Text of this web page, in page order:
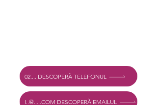
02.... DESCOPERĂ TELEFONUL
I..@.....COM DESCOPERĂ EMAILUL